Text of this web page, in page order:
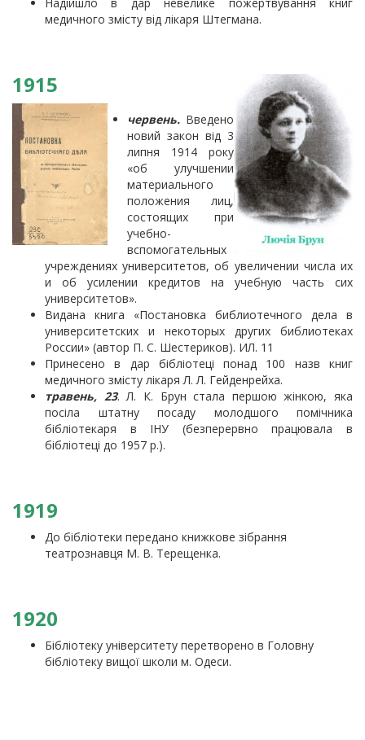
Надійшло в дар невелике пожертвування книг
медичного змісту від лікаря Штегмана.
1915
червень. Введено
новий закон від 3
липня 1914 року
«об улучшении
материального
положения лиц,
состоящих при
учебно-
вспомогательных
учреждениях университетов, об увеличении числа их
и об усилении кредитов на учебную часть сих
университетов».
Видана книга «Постановка библиотечного дела в
университетских и некоторых других библиотеках
России» (автор П. С. Шестериков). ИЛ. 11
Принесено в дар бібліотеці понад 100 назв книг
медичного змісту лікаря Л. Л. Гейденрейха.
травень, 23. Л. К. Брун стала першою жінкою, яка
посіла штатну посаду молодшого помічника
бібліотекаря в ІНУ (безперервно працювала в
бібліотеці до 1957 р.).
1919
До бібліотеки передано книжкове зібрання
театрознавця М. В. Терещенка.
1920
Бібліотеку університету перетворено в Головну
бібліотеку вищої школи м. Одеси.